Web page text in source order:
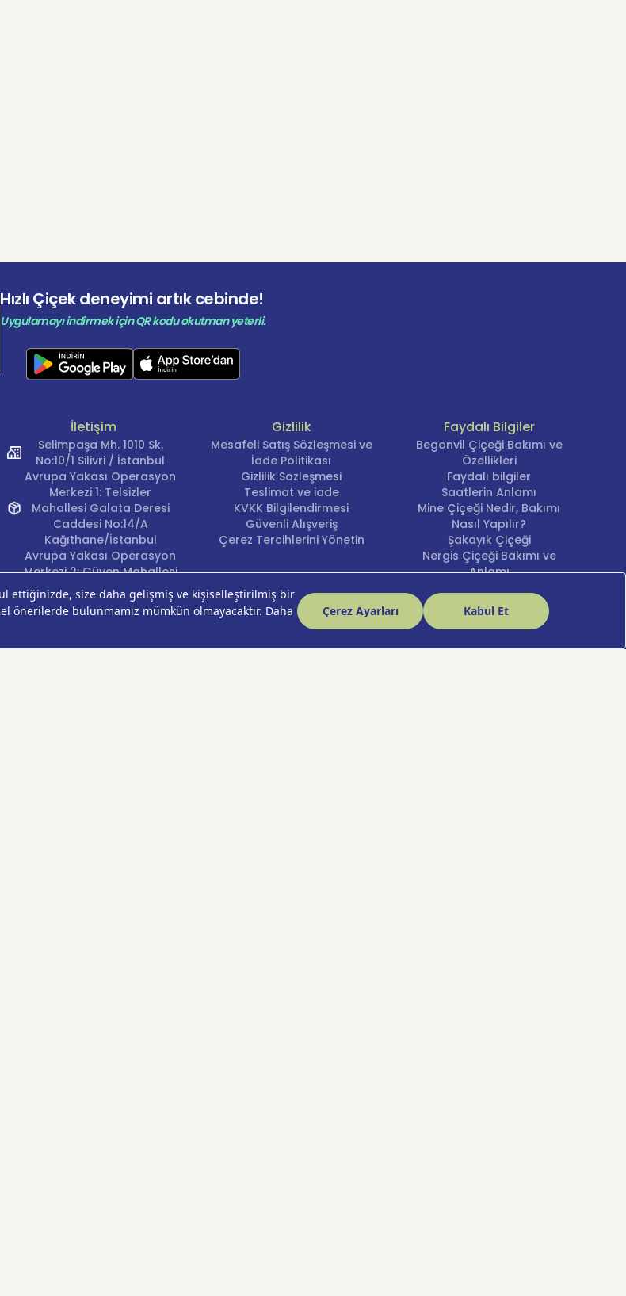
Hızlı Çiçek deneyimi artık cebinde!
Uygulamayı indirmek için QR kodu okutman yeterli.
İletişim
Selimpaşa Mh. 1010 Sk.
No:10/1 Silivri / İstanbul
Avrupa Yakası Operasyon
Merkezi 1: Telsizler
Mahallesi Galata Deresi
Caddesi No:14/A
Kağıthane/İstanbul
Avrupa Yakası Operasyon
Merkezi 2: Güven Mahallesi
Çalışlar Sokak No:37/A
Güngören/İstanbul
Anadolu Yakası
Cumhuriyet Mahallesi
Gizlilik
Mesafeli Satış Sözleşmesi ve
İade Politikası
Gizlilik Sözleşmesi
Teslimat ve iade
KVKK Bilgilendirmesi
Güvenli Alışveriş
Çerez Tercihlerini Yönetin
Faydalı Bilgiler
Begonvil Çiçeği Bakımı ve
Özellikleri
Faydalı bilgiler
Saatlerin Anlamı
Mine Çiçeği Nedir, Bakımı
Nasıl Yapılır?
Şakayık Çiçeği
Nergis Çiçeği Bakımı ve
Anlamı